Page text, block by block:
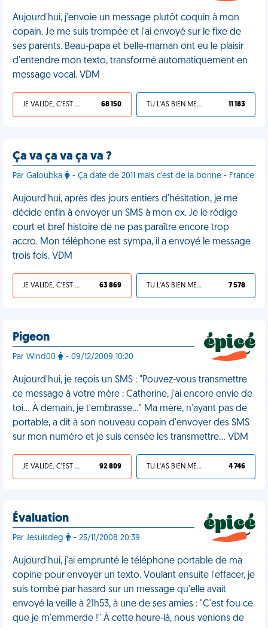
Aujourd'hui, j'envoie un message plutôt coquin à mon
copain. Je me suis trompée et l'ai envoyé sur le fixe de
ses parents. Beau-papa et belle-maman ont eu le plaisir
d'entendre mon texto, transformé automatiquement en
message vocal. VDM
JE VALIDE, C'EST UNE VDM 68 150 TU L'AS BIEN MÉRITÉ 11 183
Ça va ça va ça va ?
Par Galoubka - Ça date de 2011 mais c'est de la bonne - France
Aujourd'hui, après des jours entiers d'hésitation, je me
décide enfin à envoyer un SMS à mon ex. Je le rédige
court et bref histoire de ne pas paraître encore trop
accro. Mon téléphone est sympa, il a envoyé le message
trois fois. VDM
JE VALIDE, C'EST UNE VDM 63 869 TU L'AS BIEN MÉRITÉ 7 578
Pigeon
Par Wind00 - 09/12/2009 10:20
Aujourd'hui, je reçois un SMS : "Pouvez-vous transmettre
ce message à votre mère : Catherine, j'ai encore envie de
toi... À demain, je t'embrasse..." Ma mère, n'ayant pas de
portable, a dit à son nouveau copain d'envoyer des SMS
sur mon numéro et je suis censée les transmettre... VDM
JE VALIDE, C'EST UNE VDM 92 809 TU L'AS BIEN MÉRITÉ 4 746
Évaluation
Par Jesuisdeg - 25/11/2008 20:39
Aujourd'hui, j'ai emprunté le téléphone portable de ma
copine pour envoyer un texto. Voulant ensuite l'effacer, je
suis tombé par hasard sur un message qu'elle avait
envoyé la veille à 21h53, à une de ses amies : "C'est fou ce
que je m'emmerde !" À cette heure-là, nous venions de